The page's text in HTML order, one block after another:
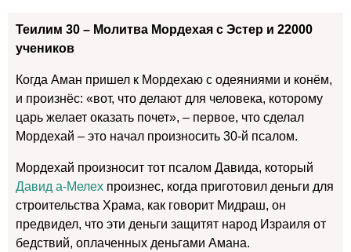
Теилим 30 – Молитва Мордехая с Эстер и 22000
учеников
Когда Аман пришел к Мордехаю с одеяниями и конём,
и произнёс: «вот, что делают для человека, которому
царь желает оказать почет», – первое, что сделал
Мордехай – это начал произносить 30-й псалом.
Мордехай произносит тот псалом Давида, который
Давид а-Мелех произнес, когда приготовил деньги для
строительства Храма, как говорит Мидраш, он
предвидел, что эти деньги защитят народ Израиля от
бедствий, оплаченных деньгами Амана.